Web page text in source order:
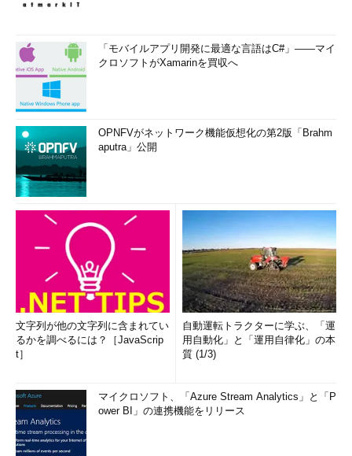
「モバイルアプリ開発に最適な言語はC#」――マイ
クロソフトがXamarinを買収へ
OPNFVがネットワーク機能仮想化の第2版「Brahm
aputra」公開
文字列が他の文字列に含まれてい
るかを調べるには？［JavaScrip
t］
自動運転トラクターに学ぶ、「運
用自動化」と「運用自律化」の本
質 (1/3)
マイクロソフト、「Azure Stream Analytics」と「P
ower BI」の連携機能をリリース